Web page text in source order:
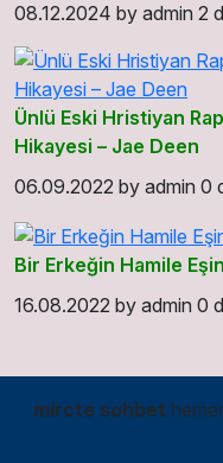
08.12.2024 by admin 2
Ünlü Eski Hristiyan
Hikayesi – Jae Deen
06.09.2022 by admin 0
Bir Erkeğin Hamile
16.08.2022 by admin 0
mircte sohbet